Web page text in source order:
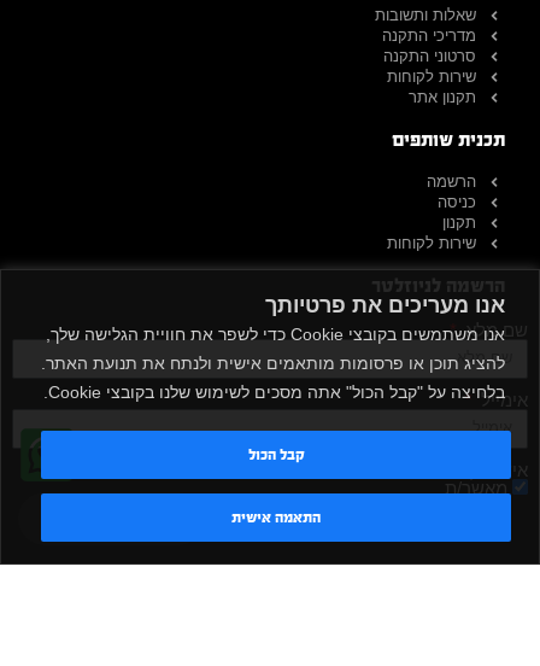
אנו מעריכים את פרטיותך
אנו משתמשים בקובצי Cookie כדי לשפר את חוויית הגלישה שלך,
להציג תוכן או פרסומות מותאמים אישית ולנתח את תנועת האתר.
בלחיצה על "קבל הכול" אתה מסכים לשימוש שלנו בקובצי Cookie.
התאמה אישית
קבל הכול
שאלות ותשובות
מדריכי התקנה
סרטוני התקנה
שירות לקוחות
תקנון אתר
תכנית שותפים
הרשמה
כניסה
תקנון
שירות לקוחות
הרשמה לניוזלטר
שם מלא
אימייל
אישור קבלת דיוור
מאשר/ת